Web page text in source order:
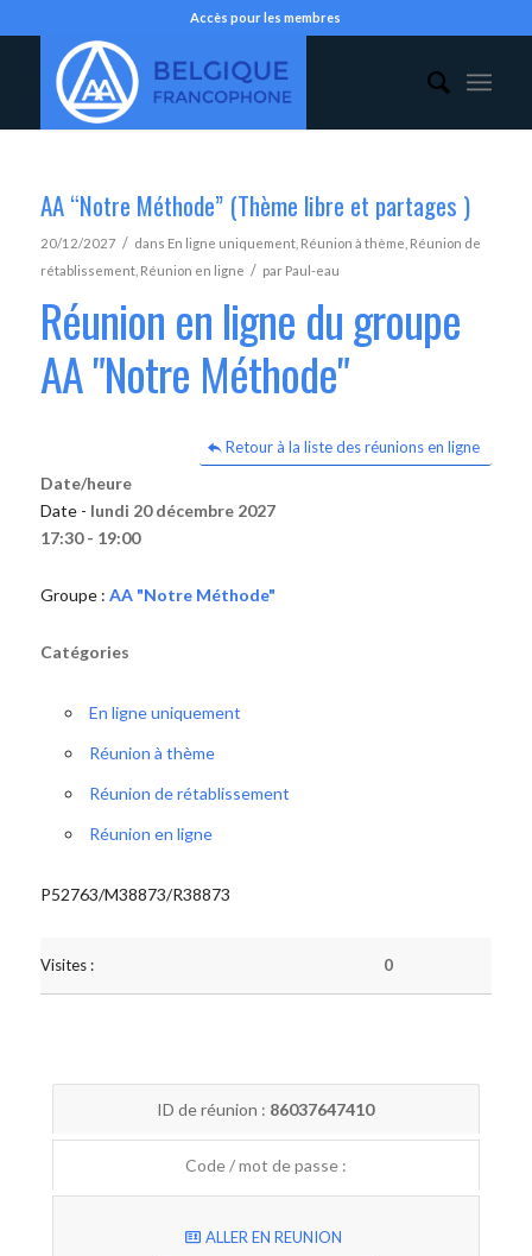
Accès pour les membres
AA “Notre Méthode” (Thème libre et partages )
20/12/2027 / dans En ligne uniquement, Réunion à thème Réunion de
rétablissement, Réunion en ligne / par Paul-eau
Réunion en ligne du groupe
AA "Notre Méthode"
Retour à la liste des réunions en ligne
Date/heure
Date - lundi 20 décembre 2027
17:30 - 19:00
Groupe : AA "Notre Méthode"
Catégories
En ligne uniquement
Réunion à thème
Réunion de rétablissement
Réunion en ligne
P52763/M38873/R38873
Visites : 0
ID de réunion : 86037647410
Code / mot de passe :
ALLER EN REUNION